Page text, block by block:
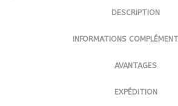
DESCRIPTION
INFORMATIONS
AVANTAGES
EXPÉDITION